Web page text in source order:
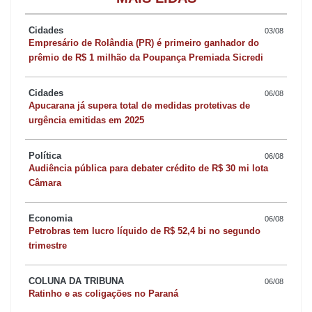
A Prefeitura de Jardim Alegre realizou um investimento de
aproximadamente R$ 36 mil na aquisição de materiais
pedagógicos especializados para o atendimento de alunos com
necessidades educacionais especiais, como TEA e TDAH.
Segundo a prefeitura, os recursos visam garantir um ensino mais
acessível e inclusivo. Além da aquisição dos materiais, a
Prefeitura promoveu uma capacitação especial com a doutora
Especial. Durante a formação, professores e profissionais da
educação receberam orientações fundamentais para aprimorar o
Incêndio destrói fábrica de colchões em Arapongas
Cidades 03/08
Empresário de Rolândia (PR) é primeiro ganhador do
prêmio de R$ 1 milhão da Poupança Premiada Sicredi
Cidades 06/08
Apucarana já supera total de medidas protetivas de
urgência emitidas em 2025
Política 06/08
Audiência pública para debater crédito de R$ 30 mi lota
Câmara
Economia 06/08
Petrobras tem lucro líquido de R$ 52,4 bi no segundo
trimestre
COLUNA DA TRIBUNA 06/08
Ratinho e as coligações no Paraná